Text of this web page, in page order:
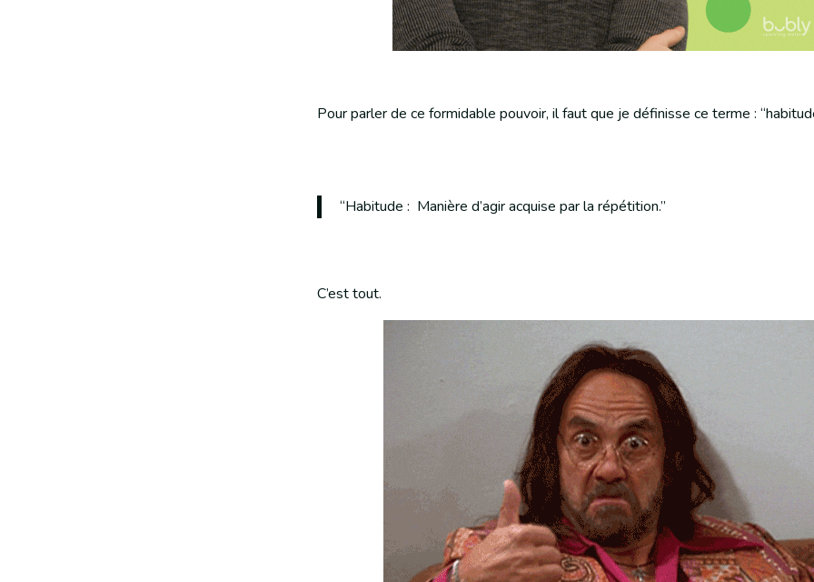
Pour parler de ce formidable pouvoir, il faut que je définisse ce terme :
“Habitude : Manière d’agir acquise par la répétition.”
C’est tout.